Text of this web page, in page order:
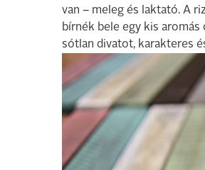
van – meleg és laktató. A
bírnék bele egy kis aromás
sótlan divatot, karakteres